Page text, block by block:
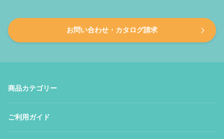
お問い合わせ・カタログ請求
商品カテゴリー
ご利用ガイド